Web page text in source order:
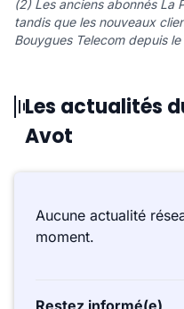
(2) Les anciens abonnés La
tandis que les nouveaux
Bouygues Telecom depuis
Les actualités
Avot
Aucune actualité
moment.
Restez informé(e)